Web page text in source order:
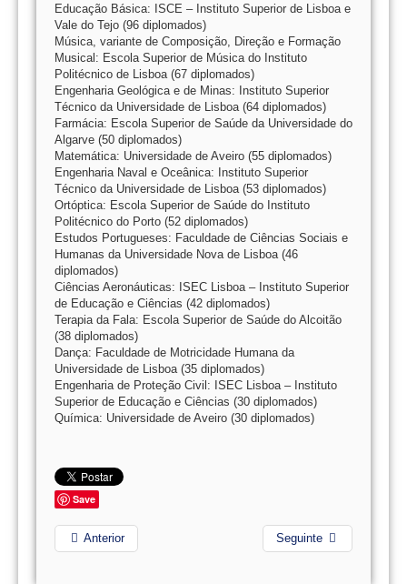
Educação Básica: ISCE – Instituto Superior de Lisboa e
Vale do Tejo (96 diplomados)
Música, variante de Composição, Direção e Formação
Musical: Escola Superior de Música do Instituto
Politécnico de Lisboa (67 diplomados)
Engenharia Geológica e de Minas: Instituto Superior
Técnico da Universidade de Lisboa (64 diplomados)
Farmácia: Escola Superior de Saúde da Universidade do
Algarve (50 diplomados)
Matemática: Universidade de Aveiro (55 diplomados)
Engenharia Naval e Oceânica: Instituto Superior
Técnico da Universidade de Lisboa (53 diplomados)
Ortóptica: Escola Superior de Saúde do Instituto
Politécnico do Porto (52 diplomados)
Estudos Portugueses: Faculdade de Ciências Sociais e
Humanas da Universidade Nova de Lisboa (46
diplomados)
Ciências Aeronáuticas: ISEC Lisboa – Instituto Superior
de Educação e Ciências (42 diplomados)
Terapia da Fala: Escola Superior de Saúde do Alcoitão
(38 diplomados)
Dança: Faculdade de Motricidade Humana da
Universidade de Lisboa (35 diplomados)
Engenharia de Proteção Civil: ISEC Lisboa – Instituto
Superior de Educação e Ciências (30 diplomados)
Química: Universidade de Aveiro (30 diplomados)
Save
Anterior Seguinte